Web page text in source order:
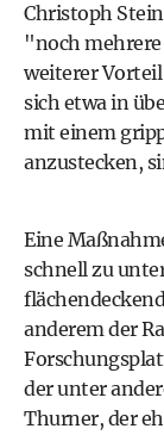
Christoph
"noch
weiterer
sich etwa in
mit einem
anzustecken,
Eine
schnell zu
anderem der
der unter
Thurner, der